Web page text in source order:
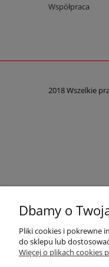
Współpraca
2018 Wszelkie
Dbamy o
Pliki cookies i pokrewne
do sklepu lub
Więcej o plikach cookies